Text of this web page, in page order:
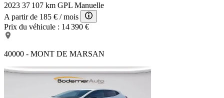
2023 37 107 km GPL Manuelle
A partir de 185 € / mois
Prix du véhicule : 14 390 €
40000 - MONT DE MARSAN